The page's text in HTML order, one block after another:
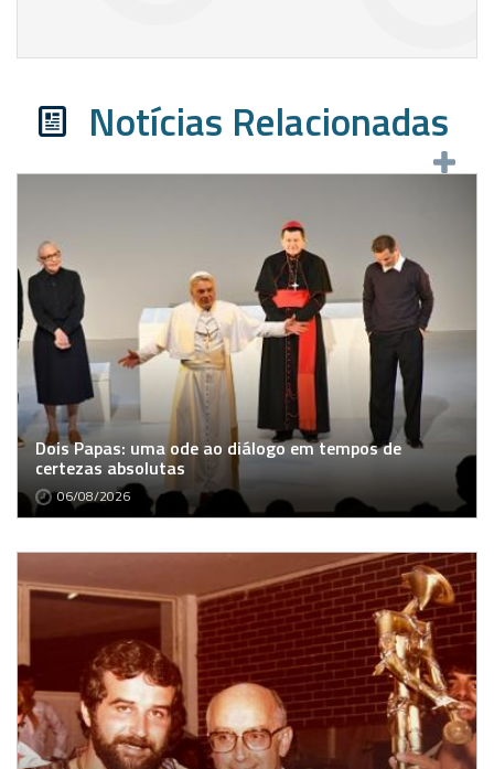
Notícias Relacionadas
Dois Papas: uma ode ao diálogo em tempos de
certezas absolutas
06/08/2026